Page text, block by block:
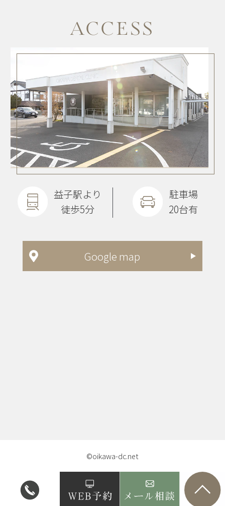
Google map
ACCESS
益子駅より
徒歩5分
駐車場
20台有
©oikawa-dc.net